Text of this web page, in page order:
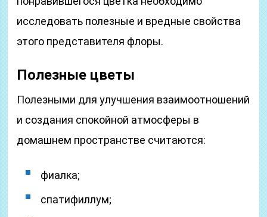
исследовать полезные и вредные свойства
этого представителя флоры.
Полезные цветы
Полезными для улучшения взаимоотношений
и создания спокойной атмосферы в
домашнем пространстве считаются:
фиалка;
спатифиллум;